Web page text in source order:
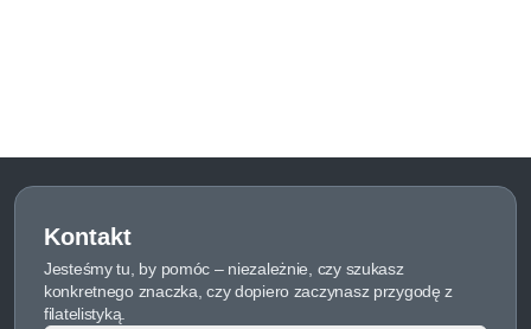
Kontakt
Jesteśmy tu, by pomóc – niezależnie, czy szukasz
konkretnego znaczka, czy dopiero zaczynasz przygodę z
filatelistyką.